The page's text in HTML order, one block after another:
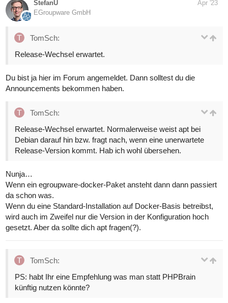
StefanU
EGroupware GmbH
Apr '23
TomSch:
Release-Wechsel erwartet.
Du bist ja hier im Forum angemeldet. Dann solltest du die
Announcements bekommen haben.
TomSch:
Release-Wechsel erwartet. Normalerweise weist apt bei
Debian darauf hin bzw. fragt nach, wenn eine unerwartete
Release-Version kommt. Hab ich wohl übersehen.
Nunja…
Wenn ein egroupware-docker-Paket ansteht dann dann passiert
da schon was.
Wenn du eine Standard-Installation auf Docker-Basis betreibst,
wird auch im Zweifel nur die Version in der Konfiguration hoch
gesetzt. Aber da sollte dich apt fragen(?).
TomSch:
PS: habt Ihr eine Empfehlung was man statt PHPBrain
künftig nutzen könnte?